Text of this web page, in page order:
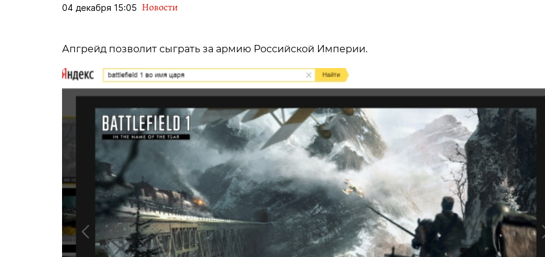
04 декабря 15:05 Новости
Апгрейд позволит сыграть за армию Российской Империи.